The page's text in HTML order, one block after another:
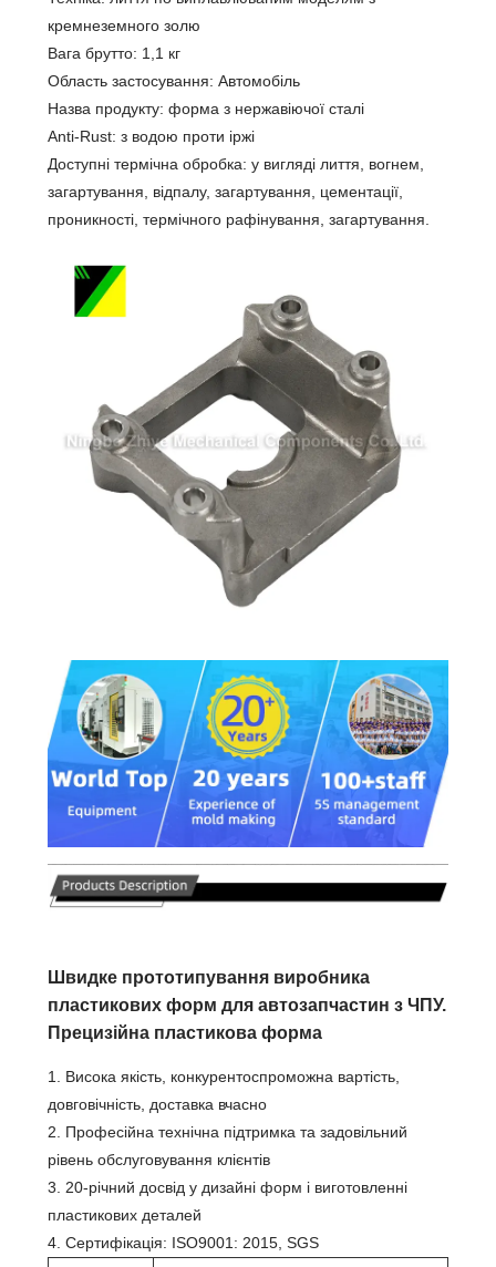
кремнеземного золю
Вага брутто: 1,1 кг
Область застосування: Автомобіль
Назва продукту: форма з нержавіючої сталі
Anti-Rust: з водою проти іржі
Доступні термічна обробка: у вигляді лиття, вогнем,
загартування, відпалу, загартування, цементації,
проникності, термічного рафінування, загартування.
Швидке прототипування виробника
пластикових форм для автозапчастин з ЧПУ.
Прецизійна пластикова форма
1. Висока якість, конкурентоспроможна вартість,
довговічність, доставка вчасно
2. Професійна технічна підтримка та задовільний
рівень обслуговування клієнтів
3. 20-річний досвід у дизайні форм і виготовленні
пластикових деталей
4. Сертифікація: ISO9001: 2015, SGS